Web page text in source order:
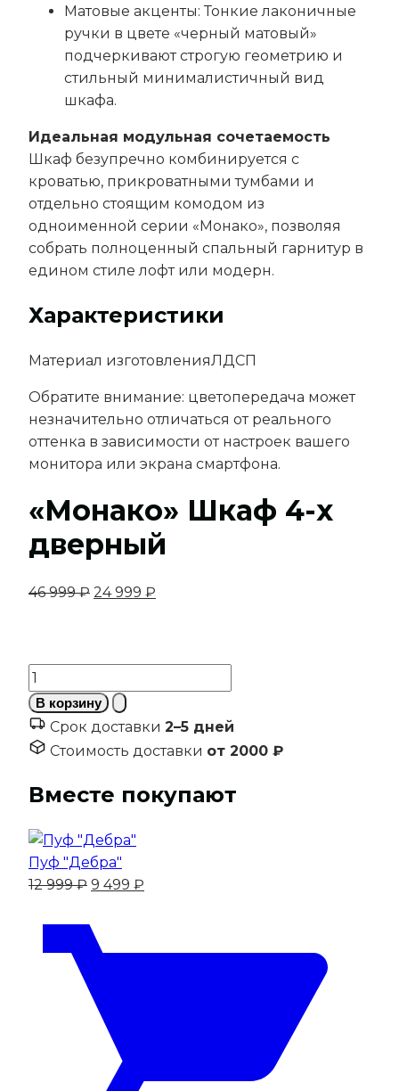
Матовые акценты: Тонкие лаконичные
ручки в цвете «черный матовый»
подчеркивают строгую геометрию и
стильный минималистичный вид
шкафа.
Идеальная модульная сочетаемость
Шкаф безупречно комбинируется с
кроватью, прикроватными тумбами и
отдельно стоящим комодом из
одноименной серии «Монако», позволяя
собрать полноценный спальный гарнитур в
едином стиле лофт или модерн.
Характеристики
Материал изготовленияЛДСП
Обратите внимание: цветопередача может
незначительно отличаться от реального
оттенка в зависимости от настроек вашего
монитора или экрана смартфона.
«Монако» Шкаф 4-х
дверный
46 999₽ Первоначальная
24 999 ₽
Количество
товара
"Монако"
Шкаф
х
дверный
В корзину
Срок доставки 2–5 дней
Стоимость доставки от 2000 ₽
Вместе покупают
Пуф "Дебра"
12 999₽ Первоначальная
составляла
12
9 499 ₽
499 ₽.